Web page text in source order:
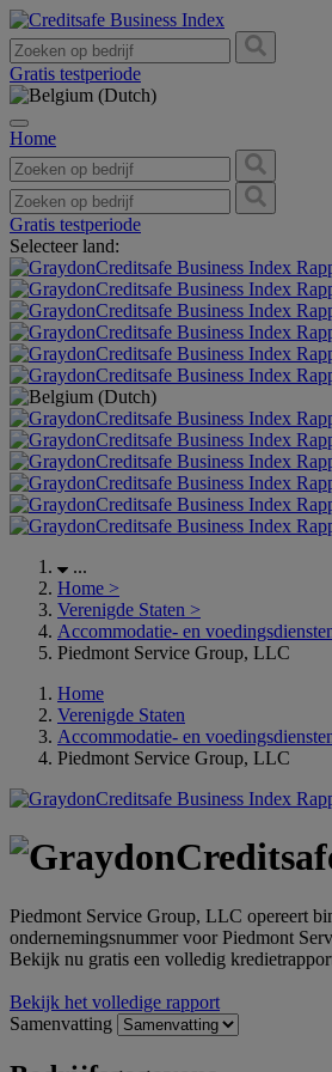
Gratis testperiode
Home
Gratis testperiode
Selecteer land:
...
Home >
Verenigde Staten >
Accommodatie- en
Piedmont Service Group, LLC
Home
Verenigde Staten
Accommodatie- en
Piedmont Service Group, LLC
Piedmont Service Group, LLC opereert
ondernemingsnummer voor Piedmont
Bekijk nu gratis een volledig
Bekijk het volledige rapport
Samenvatting